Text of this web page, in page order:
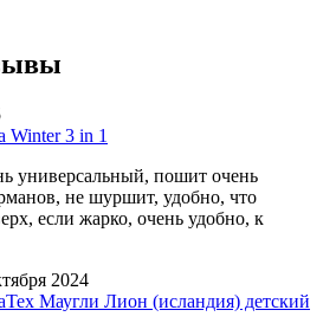
3 in 1
универсальный, пошит очень
не шуршит, удобно, что
если жарко, очень удобно, к
2024
Маугли Лион (исландия) детский